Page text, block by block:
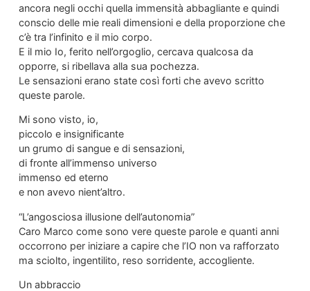
ancora negli occhi quella immensità abbagliante e quindi
conscio delle mie reali dimensioni e della proporzione che
c’è tra l’infinito e il mio corpo.
E il mio Io, ferito nell’orgoglio, cercava qualcosa da
opporre, si ribellava alla sua pochezza.
Le sensazioni erano state così forti che avevo scritto
queste parole.
Mi sono visto, io,
piccolo e insignificante
un grumo di sangue e di sensazioni,
di fronte all’immenso universo
immenso ed eterno
e non avevo nient’altro.
“L’angosciosa illusione dell’autonomia”
Caro Marco come sono vere queste parole e quanti anni
occorrono per iniziare a capire che l’IO non va rafforzato
ma sciolto, ingentilito, reso sorridente, accogliente.
Un abbraccio